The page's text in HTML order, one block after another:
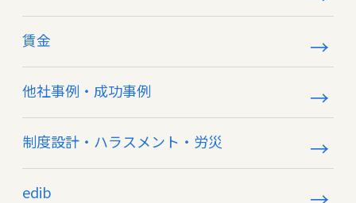
賃金
他社事例・成功事例
制度設計・ハラスメント・労災
edib